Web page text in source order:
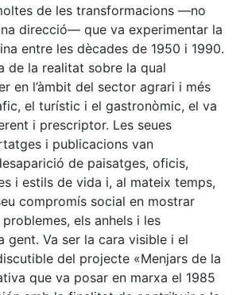
de les transformacions —no
direcció— que va experimentar la
entre les dècades de 1950 i 1990.
de la realitat sobre la qual
en l’àmbit del sector agrari i més
el turístic i el gastronòmic, el va
i prescriptor. Les seues
i publicacions van
de paisatges, oficis,
i estils de vida i, al mateix temps,
compromís social en mostrar
els anhels i les
gent. Va ser la cara visible i el
del projecte «Menjars de la
que va posar en marxa el 1985